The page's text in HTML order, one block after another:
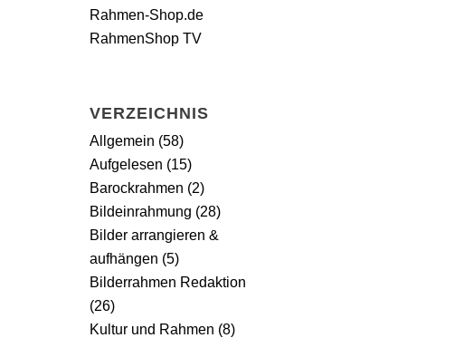
Rahmen-Shop.de
RahmenShop TV
VERZEICHNIS
Allgemein (58)
Aufgelesen (15)
Barockrahmen (2)
Bildeinrahmung (28)
Bilder arrangieren &
aufhängen (5)
Bilderrahmen Redaktion
(26)
Kultur und Rahmen (8)